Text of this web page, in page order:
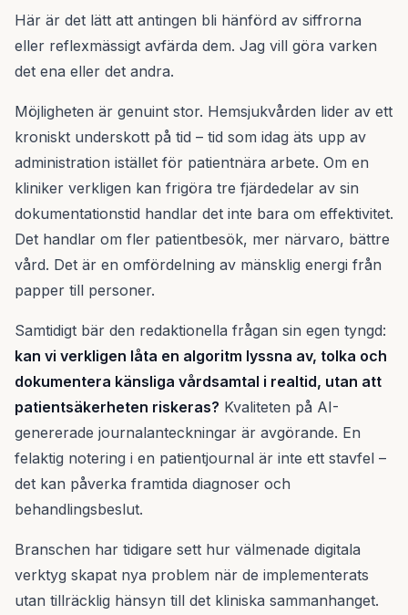
Här är det lätt att antingen bli hänförd av siffrorna
eller reflexmässigt avfärda dem. Jag vill göra varken
det ena eller det andra.
Möjligheten är genuint stor. Hemsjukvården lider av ett
kroniskt underskott på tid – tid som idag äts upp av
administration istället för patientnära arbete. Om en
kliniker verkligen kan frigöra tre fjärdedelar av sin
dokumentationstid handlar det inte bara om effektivitet.
Det handlar om fler patientbesök, mer närvaro, bättre
vård. Det är en omfördelning av mänsklig energi från
papper till personer.
Samtidigt bär den redaktionella frågan sin egen tyngd:
kan vi verkligen låta en algoritm lyssna av, tolka och
dokumentera känsliga vårdsamtal i realtid, utan att
patientsäkerheten riskeras? Kvaliteten på AI-
genererade journalanteckningar är avgörande. En
felaktig notering i en patientjournal är inte ett stavfel –
det kan påverka framtida diagnoser och
behandlingsbeslut.
Branschen har tidigare sett hur välmenade digitala
verktyg skapat nya problem när de implementerats
utan tillräcklig hänsyn till det kliniska sammanhanget.